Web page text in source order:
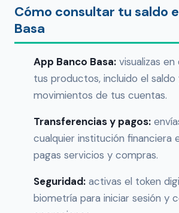
Cómo consultar tu saldo
Basa
App Banco Basa: visualizas
tus productos, incluido el saldo
movimientos de tus cuentas.
Transferencias y pagos:
cualquier institución financiera
pagas servicios y compras.
Seguridad: activas el token
biometría para iniciar sesión y